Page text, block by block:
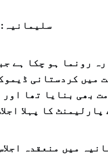
رونما ہو چکا ہے
میں کردستانی
بھی بنایا تھا اور
پارلیمنٹ کا پہلا
میں منعقدہ